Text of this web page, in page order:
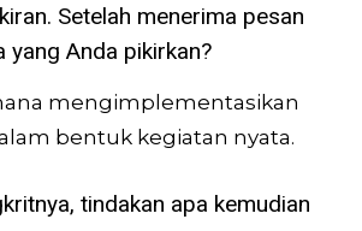
Setelah menerima pesan
yang Anda pikirkan?
mengimplementasikan
bentuk kegiatan nyata.
tindakan apa kemudian